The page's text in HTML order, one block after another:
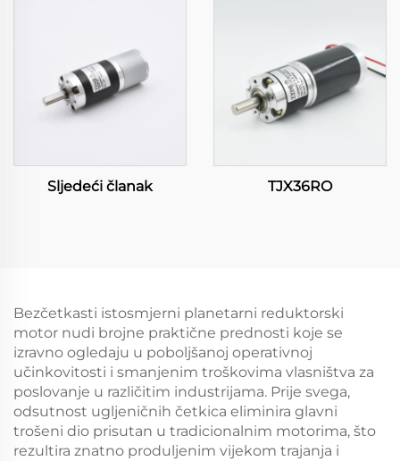
Sljedeći članak TJX36RO
Bezčetkasti istosmjerni planetarni reduktorski
motor nudi brojne praktične prednosti koje se
izravno ogledaju u poboljšanoj operativnoj
učinkovitosti i smanjenim troškovima vlasništva za
poslovanje u različitim industrijama. Prije svega,
odsutnost ugljeničnih četkica eliminira glavni
trošeni dio prisutan u tradicionalnim motorima, što
rezultira znatno produljenim vijekom trajanja i